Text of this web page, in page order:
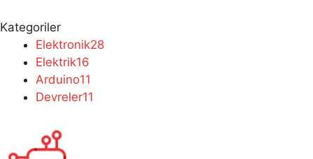
Kategoriler
Elektronik28
Elektrik16
Arduino11
Devreler11